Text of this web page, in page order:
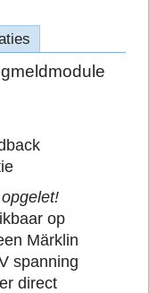
op
Märklin
spanning
direct